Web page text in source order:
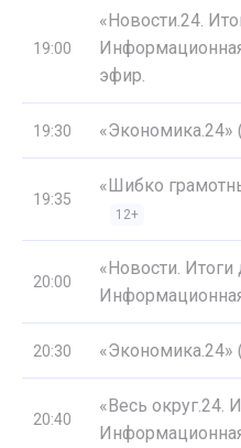
19:00
«Новости.24.
эфир.
19:30 «Экономика.24»
19:35
«Шибко
12+
20:00
«Новости. Итоги
20:30 «Экономика.24»
20:40
«Весь округ.24.